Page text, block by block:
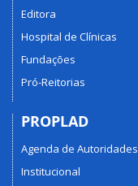
Editora
Hospital de Clínicas
Fundações
Pró-Reitorias
PROPLAD
Agenda de Autoridades
Institucional